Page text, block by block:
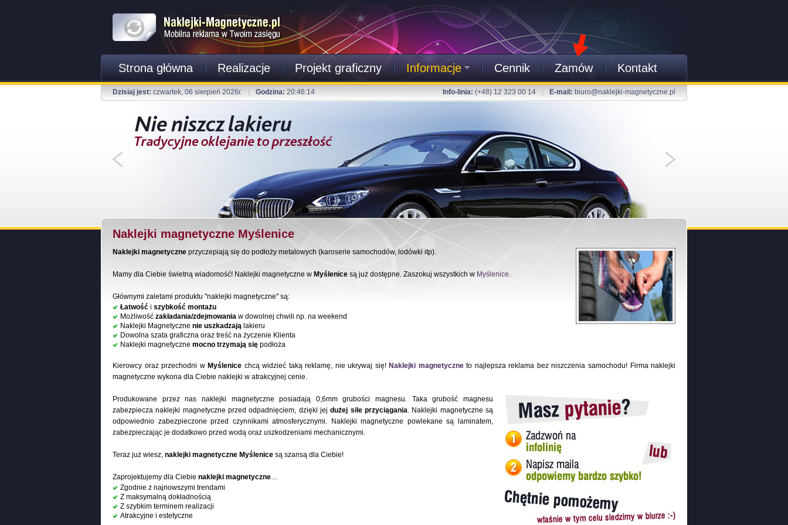
Strona główna Realizacje Projekt graficzny Informacje Cennik Zamów Kontakt
Dzisiaj jest: czwartek, 06 sierpień 2026r. Godzina: 20:46:15 Info-linia: (+48) 12 323 00 14 E-mail: biuro@naklejki-magnetyczne.pl
Naklejki magnetyczne Myślenice
Naklejki magnetyczne przyczepiają się do podłoży metalowych (karoserie samochodów, lodówki itp).
Mamy dla Ciebie świetną wiadomość! Naklejki magnetyczne w Myślenice są już dostępne. Zaszokuj wszystkich w Myślenice.
Głównymi zaletami produktu "naklejki magnetyczne" są:
Łatwość i szybkość montażu
Możliwość zakładania/zdejmowania w dowolnej chwili np. na weekend
Naklejki Magnetyczne nie uszkadzają lakieru
Dowolna szata graficzna oraz treść na życzenie Klienta
Naklejki magnetyczne mocno trzymają się podłoża
Kierowcy oraz przechodni w Myślenice chcą widzieć taką reklamę, nie ukrywaj się! Naklejki magnetyczneto najlepsza reklama bez niszczenia samochodu! Firma naklejki
magnetyczne wykona dla Ciebie naklejki w atrakcyjnej cenie.
Produkowane przez nas naklejki magnetyczne posiadają 0,6mm grubości magnesu. Taka grubość magnesu
zabezpiecza naklejki magnetyczne przed odpadnięciem, dzięki jejdużej sile przyciągania. Naklejki magnetyczne są
odpowiednio zabezpieczone przed czynnikami atmosferycznymi. Naklejki magnetyczne powlekane są laminatem,
zabezpieczając je dodatkowo przed wodą oraz uszkodzeniami mechanicznymi.
Teraz już wiesz, naklejki magnetyczne Myślenice są szansą dla Ciebie!
Zaprojektujemy dla Ciebie naklejki magnetyczne…
Zgodnie z najnowszymi trendami
Z maksymalną dokładnością
Z szybkim terminem realizacji
Atrakcyjne i estetyczne